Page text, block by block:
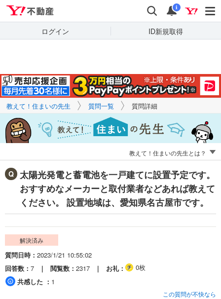
検索 通知
i
ログイン ID新規取得
キーワードで
質問を探す
教えて！住まいの先生 質問一覧 質問詳細
教えて！住まいの先生とは？
太陽光発電と蓄電池を一戸建てに設置予定です。
おすすめなメーカーと取付業者などあれば教えて
ください。 設置地域は、愛知県名古屋市です。
解決済み
質問日時
2023/1/21 10:55:02
回答数
7 閲覧数 2317 お礼
0枚
共感した
1
この質問が不快なら